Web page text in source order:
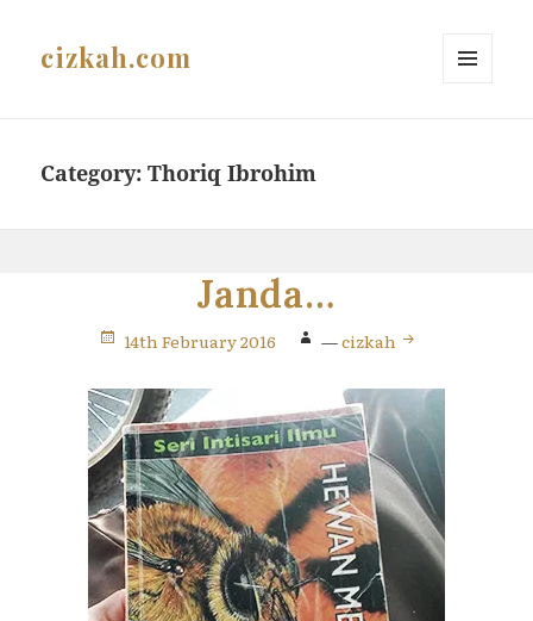
cizkah.com
Category:Thoriq Ibrohim
Janda…
14th February 2016 —cizkah